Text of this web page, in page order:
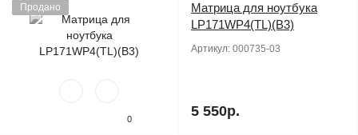
Продано
0
Матрица для ноутбука
LP171WP4(TL)(B3)
Артикул: 000735-03
5 550р.